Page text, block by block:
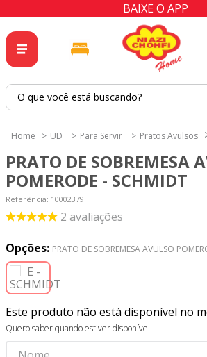
BAIXE O APP
O que você está buscando?
UD Para Servir Pratos Avulsos
PRATO DE SOBREMESA
POMERODE - SCHMIDT
Referência: 10002379
2 avaliações
Opções: PRATO DE SOBREMESA AVULSO
Este produto não está disponível no
Quero saber quando estiver disponível
2º
tapete
cortina
4º
tecido percal
5º
tapetes
6
tecido tricoline
7º
percal
8º
tricoline digital
9º
tecido oxford